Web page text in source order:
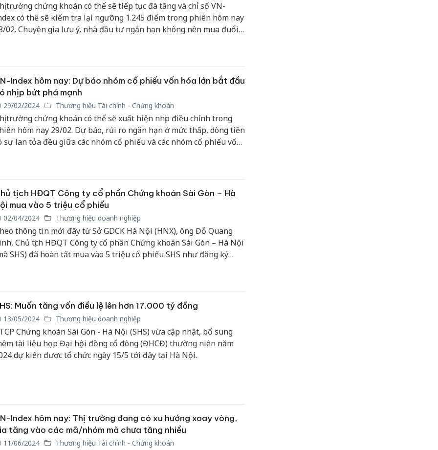
trường chứng khoán có thể sẽ tiếp tục đà tăng và chỉ số VN-
có thể sẽ kiểm tra lại ngưỡng 1.245 điểm trong phiên hôm nay
02. Chuyên gia lưu ý, nhà đầu tư ngắn hạn không nên mua đuổi
Index hôm nay: Dự báo nhóm cổ phiếu vốn hóa lớn bắt đầu
nhịp bứt phá mạnh
29/02/2024 Thương hiệu Tài chính - Chứng khoán
trường chứng khoán có thể sẽ xuất hiện nhịp điều chỉnh trong
hôm nay 29/02. Dự báo, rủi ro ngắn hạn ở mức thấp, dòng tiền
sự lan tỏa đều giữa các nhóm cổ phiếu và các nhóm cổ phiếu vốn
tịch HĐQT Công ty cổ phần Chứng khoán Sài Gòn – Hà
mua vào 5 triệu cổ phiếu
02/04/2024 Thương hiệu doanh nghiệp
thông tin mới đây từ Sở GDCK Hà Nội (HNX), ông Đỗ Quang
Chủ tịch HĐQT Công ty cổ phần Chứng khoán Sài Gòn – Hà Nội
SHS) đã hoàn tất mua vào 5 triệu cổ phiếu SHS như đăng ký
Muốn tăng vốn điều lệ lên hơn 17.000 tỷ đồng
13/05/2024 Thương hiệu doanh nghiệp
Chứng khoán Sài Gòn - Hà Nội (SHS) vừa cập nhật, bổ sung
tài liệu họp Đại hội đồng cổ đông (ĐHCĐ) thường niên năm
dự kiến được tổ chức ngày 15/5 tới đây tại Hà Nội.
Index hôm nay: Thị trường đang có xu hướng xoay vòng,
tăng vào các mã/nhóm mã chưa tăng nhiều
11/06/2024 Thương hiệu Tài chính - Chứng khoán